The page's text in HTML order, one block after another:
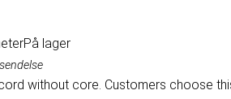
På lager
without core. Customers choose